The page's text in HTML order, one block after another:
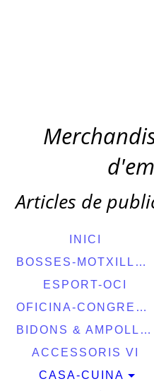
Articles de
INICI
BOSSES-MOTXILLES
ESPORT-OCI
OFICINA-CONGRESSOS
BIDONS & AMPOLLES
ACCESSORIS VI
CASA-CUINA